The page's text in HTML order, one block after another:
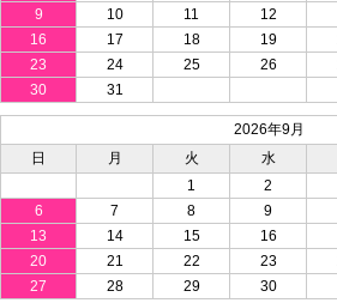
9
10 11 12
16
17 18 19
23
24 25 26
30
31
2026年9月
日
月 火 水
1
2
6
7 8 9
13
14 15 16
20
21 22 23
27
28 29 30